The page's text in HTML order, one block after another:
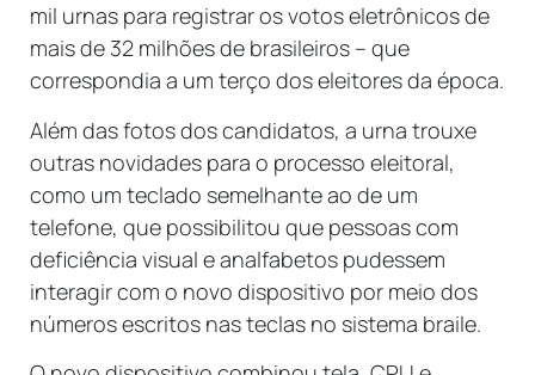
mil urnas para registrar os votos eletrônicos de
mais de 32 milhões de brasileiros – que
correspondia a um terço dos eleitores da época.
Além das fotos dos candidatos, a urna trouxe
outras novidades para o processo eleitoral,
como um teclado semelhante ao de um
telefone, que possibilitou que pessoas com
deficiência visual e analfabetos pudessem
interagir com o novo dispositivo por meio dos
números escritos nas teclas no sistema braile.